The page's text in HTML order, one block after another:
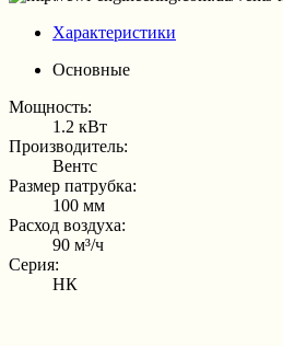
Характеристики
Основные
Мощность:
1.2 кВт
Производитель:
Вентс
Размер патрубка:
100 мм
Расход воздуха:
90 м³/ч
Серия:
НК